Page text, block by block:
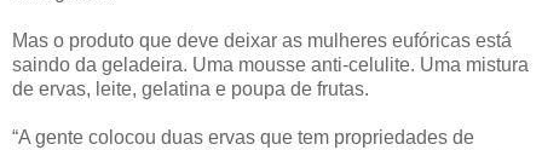
Mas o produto que deve deixar as mulheres eufóricas está
saindo da geladeira. Uma mousse anti-celulite. Uma mistura
de ervas, leite, gelatina e poupa de frutas.
“A gente colocou duas ervas que tem propriedades de